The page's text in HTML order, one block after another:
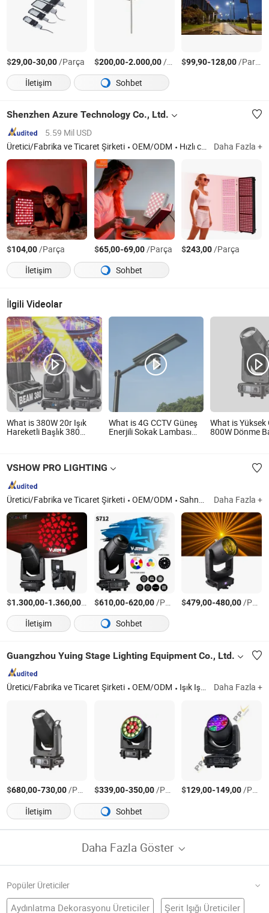
$29,00-30,00/Parça $200,00-2.000,00/Parça $99,90-128,00/Parça
İletişim
Sohbet
Shenzhen Azure Technology Co., Ltd.
5.59 Mil USD
Üretici/Fabrika ve Ticaret Şirketi
OEM/ODM Hızlı cevap Daha Fazla +
$104,00/Parça $65,00-69,00/Parça $243,00/Parça
İletişim
Sohbet
İlgili Videolar
What is 380W 20r Işık
Hareketli Başlık 380
What is 4G CCTV Güneş
Enerjili Sokak Lambası
What is Yüksek
800W Dönme
VSHOW PRO LIGHTING
Üretici/Fabrika ve Ticaret Şirketi OEM/ODM Sahne Işığı Daha Fazla +
$1.300,00-1.360,00/Parça
$610,00-620,00/Parça $479,00-480,00/Parça
İletişim
Sohbet
Guangzhou Yuing Stage Lighting Equipment Co., Ltd.
Üretici/Fabrika ve Ticaret Şirketi OEM/ODM Işık Işını; LED BSW Hareketli Baş Işığı; Su Geçirmez LED Hareketli Baş Işığı; LED Par Işığı; Disko Işığı Daha Fazla +
$680,00-730,00/Parça $339,00-350,00/Parça $129,00-149,00/Parça
İletişim
Sohbet
Daha Fazla Göster
Popüler Üreticiler
Aydınlatma Dekorasyonu Üreticiler Şerit Işığı Üreticiler